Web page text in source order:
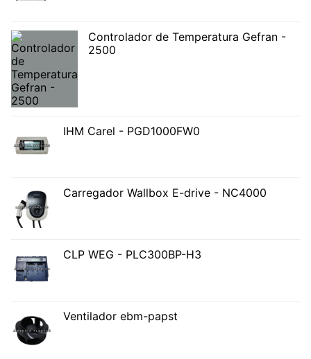
Controlador de Temperatura Gefran -
2500
IHM Carel - PGD1000FW0
Carregador Wallbox E-drive - NC4000
CLP WEG - PLC300BP-H3
Ventilador ebm-papst